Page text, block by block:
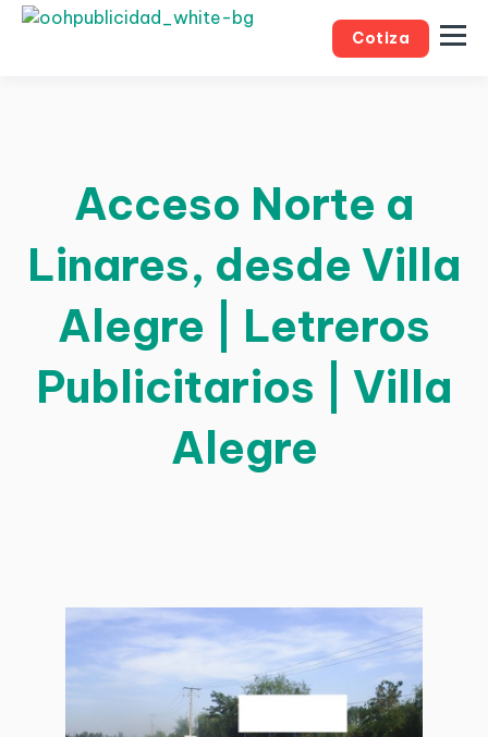
Cotiza
Acceso Norte a
Linares, desde Villa
Alegre | Letreros
Publicitarios | Villa
Alegre